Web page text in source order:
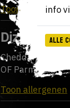
Toon allergenen
Dizzy Miss
Cheddar, Pesto,
OF Parmezaan
Toon allergenen
info
Alle